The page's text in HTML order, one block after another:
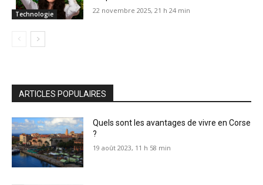
Technologie 22 novembre 2025, 21 h 24 min
ARTICLES POPULAIRES
Quels sont les avantages de vivre en Corse
?
19 août 2023, 11 h 58 min